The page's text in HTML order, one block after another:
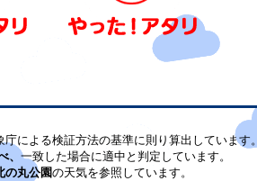
による検証方法の基準に則り算出しています。
、 一致した場合に適中と判定しています。
の丸公園の天気を参照しています。